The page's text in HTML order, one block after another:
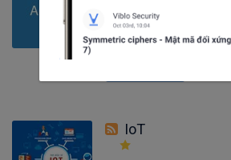
14bài viết
câu hỏi
IoT